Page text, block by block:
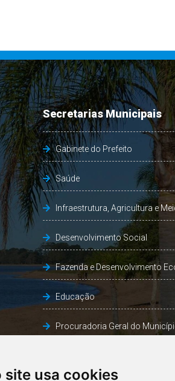
site usa cookies
Secretarias Municipais
Gabinete do Prefeito
Saúde
Infraestrutura, Agricultura e
Desenvolvimento Social
Fazenda e Desenvolvimento
Educação
Procuradoria Geral do